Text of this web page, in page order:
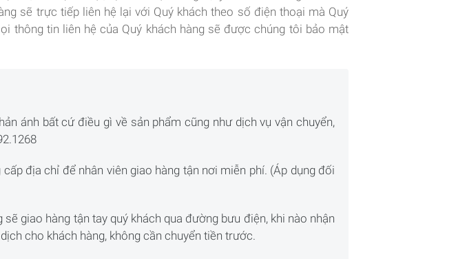
sẽ trực tiếp liên hệ lại với Quý khách theo số điện thoại mà Quý
thông tin liên hệ của Quý khách hàng sẽ được chúng tôi bảo mật
ánh bất cứ điều gì về sản phẩm cũng như dịch vụ vận chuyển,
địa chỉ để nhân viên giao hàng tận nơi miễn phí. (Áp dụng đối
giao hàng tận tay quý khách qua đường bưu điện, khi nào nhận
cho khách hàng, không cần chuyển tiền trước.